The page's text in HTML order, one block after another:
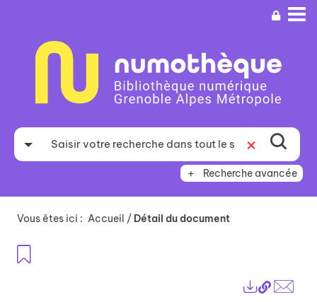
recherche
Recherche avancée
Vous êtes ici : Accueil / Détail du document
Lien